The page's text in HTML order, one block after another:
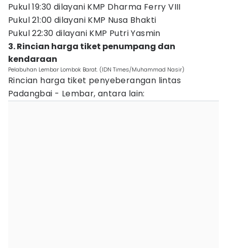
Pukul 19:30 dilayani KMP Dharma Ferry VIII
Pukul 21:00 dilayani KMP Nusa Bhakti
Pukul 22:30 dilayani KMP Putri Yasmin
3. Rincian harga tiket penumpang dan
kendaraan
Pelabuhan Lembar Lombok Barat. (IDN Times/Muhammad Nasir)
Rincian harga tiket penyeberangan lintas
Padangbai - Lembar, antara lain: